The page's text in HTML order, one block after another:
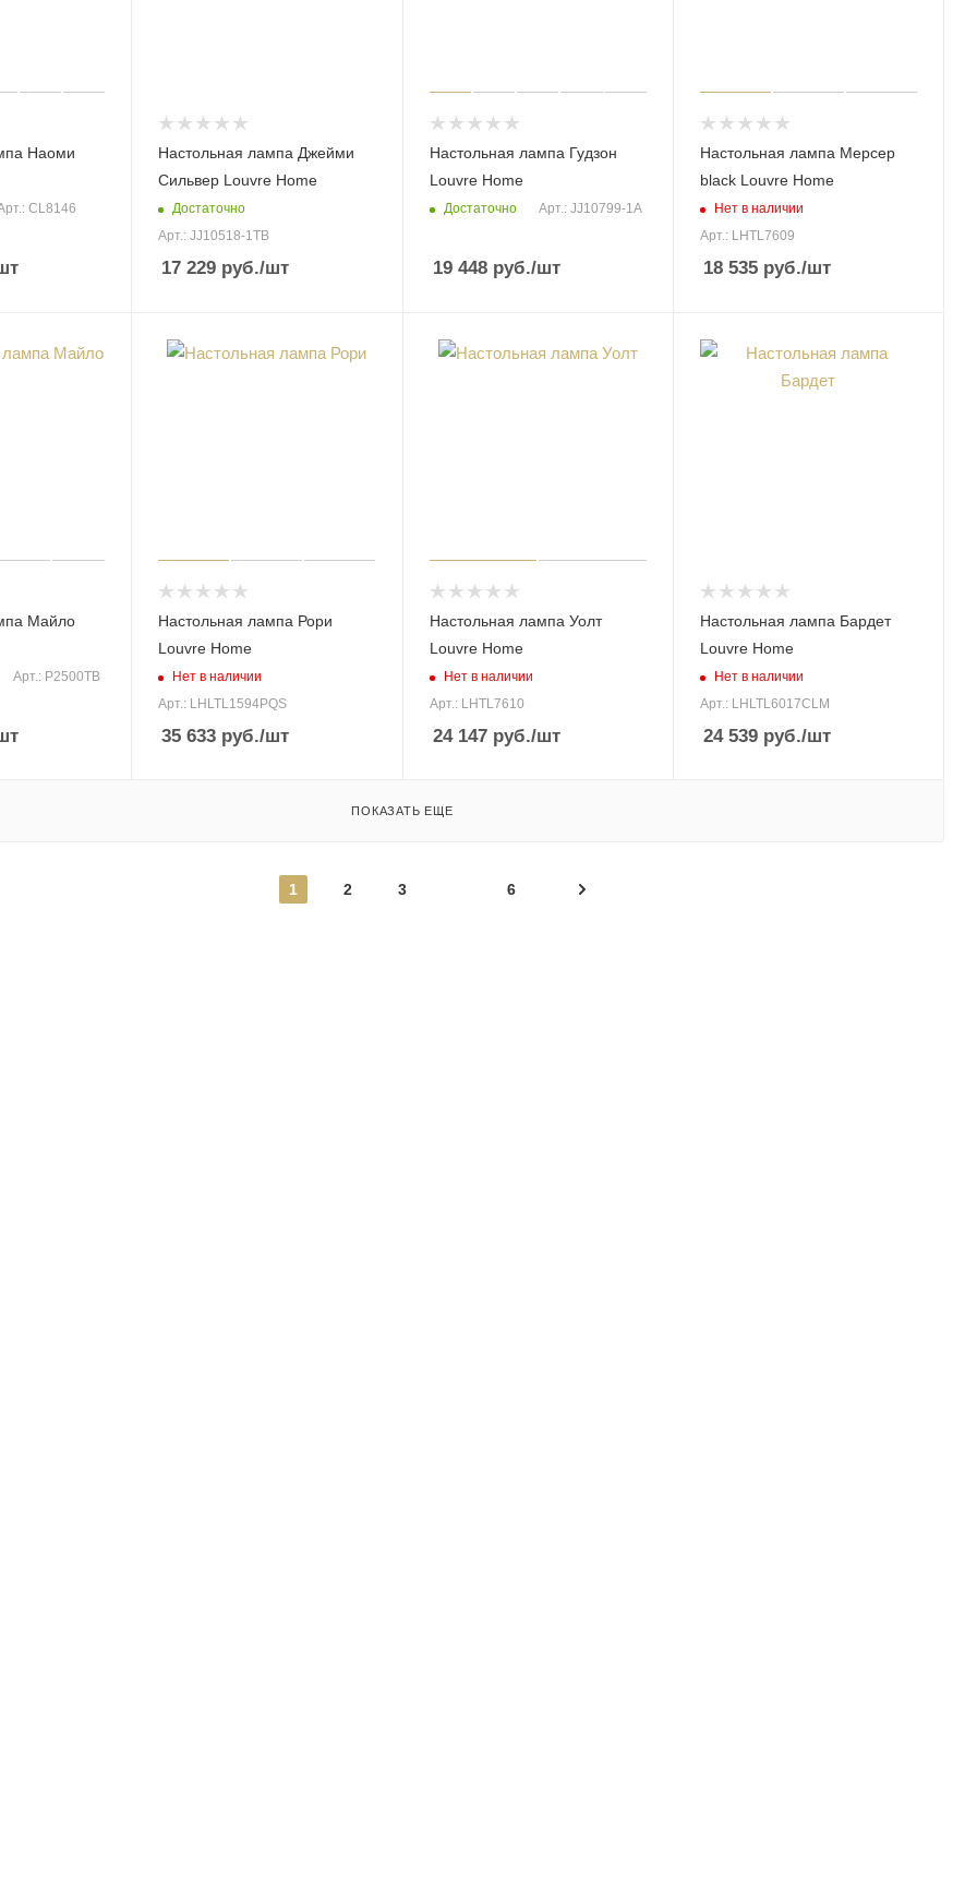
Наоми
CL8146
Настольная лампа Джейми
Сильвер Louvre Home
Достаточно
Арт.: JJ10518-1TB
17 229 руб./шт
Настольная лампа Гудзон
Louvre Home
Достаточно Арт.: JJ10799-1A
19 448руб./шт
Настольная лампа Мерсер
black Louvre Home
Нет в наличии
Арт.: LHTL7609
18 535руб./шт
Майло
Арт.: P2500TB
Настольная лампа Рори
Louvre Home
Нет в наличии
Арт.: LHLTL1594PQS
35 633 руб./шт
Настольная лампа Уолт
Louvre Home
Нет в наличии
Арт.: LHTL7610
24 147руб./шт
Настольная лампа Бардет
Louvre Home
Нет в наличии
Арт.: LHLTL6017CLM
24 539руб./шт
ПОКАЗАТЬ ЕЩЕ
1 2 3 6